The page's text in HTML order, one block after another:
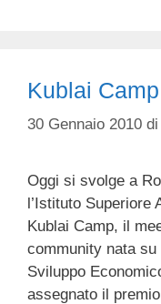
Kublai
30 Gennaio 2010 di
Oggi si svolge a
l’Istituto Superiore
Kublai Camp, il
community nata
Sviluppo
assegnato il